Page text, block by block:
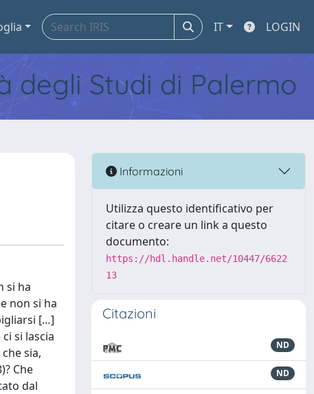
IT LOGIN
degli Studi di Palermo
si ha
non si ha
[…]
si lascia
sia,
Che
dal
Informazioni
Utilizza questo identificativo per
citare o creare un link a questo
documento:
https://hdl.handle.net/10447/6622
13
Citazioni
ND
ND